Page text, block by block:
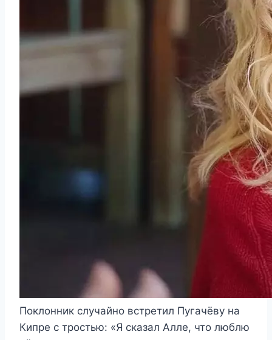
Поклонник случайно встретил Пугачёву на
Кипре с тростью: «Я сказал Алле, что люблю